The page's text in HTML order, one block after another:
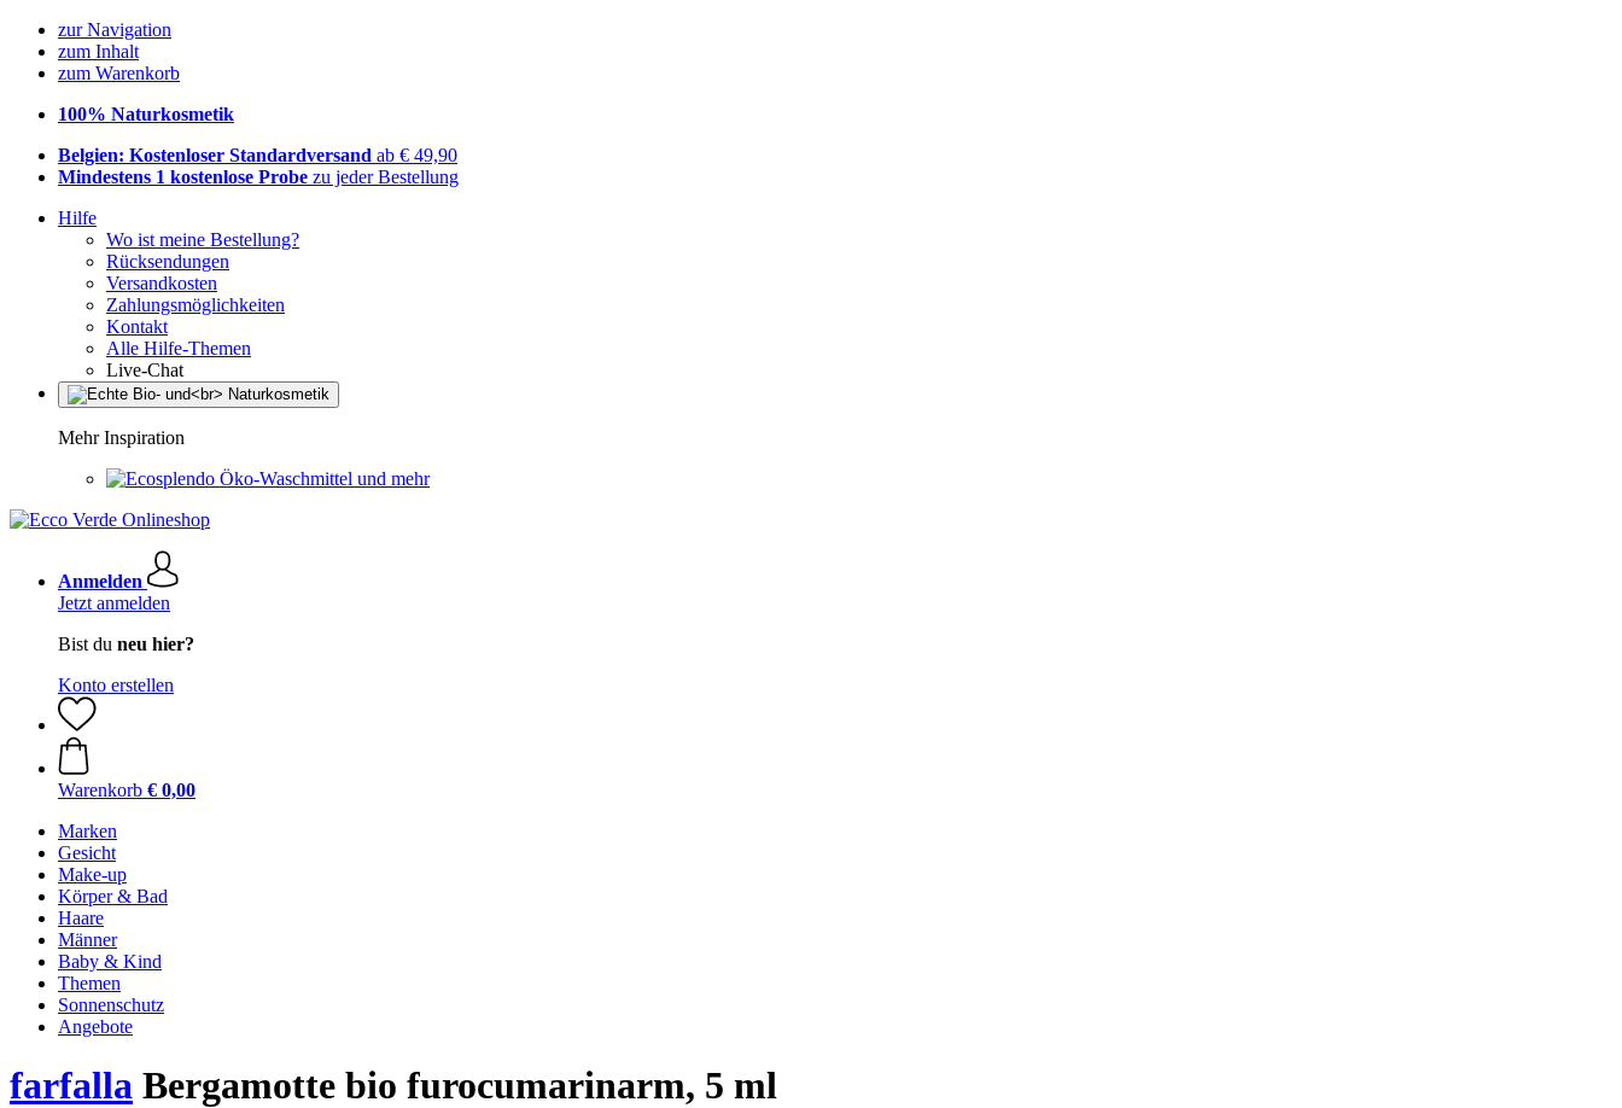
zur Navigation
zum Inhalt
zum Warenkorb
100% Naturkosmetik
Belgien: Kostenloser Standardversand ab € 49,90
Mindestens 1 kostenlose Probe zu jeder Bestellung
Hilfe
Wo ist meine Bestellung?
Rücksendungen
Versandkosten
Zahlungsmöglichkeiten
Kontakt
Alle Hilfe-Themen
Live-Chat
Mehr Inspiration
Öko-Waschmittel und mehr
Anmelden
Jetzt anmelden
Bist du neu hier?
Konto erstellen
Warenkorb € 0,00
Marken
Gesicht
Make-up
Körper & Bad
Haare
Männer
Baby & Kind
Themen
Sonnenschutz
Angebote
farfalla Bergamotte bio furocumarinarm, 5 ml